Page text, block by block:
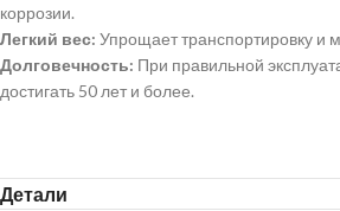
коррозии.
Легкий вес: Упрощает транспортировку и
Долговечность: При правильной
достигать 50 лет и более.
Детали